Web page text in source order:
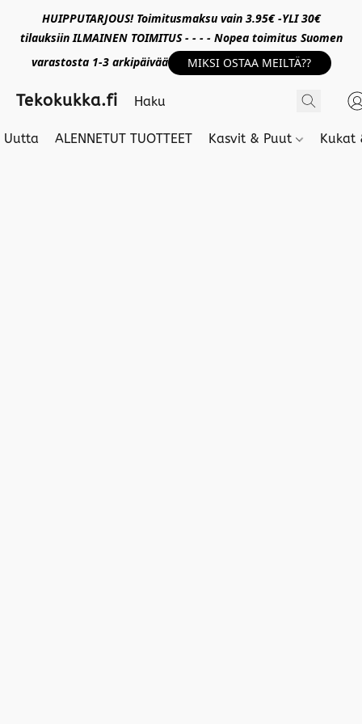
HUIPPUTARJOUS! Toimitusmaksu vain 3.95€ -YLI 30€
tilauksiin ILMAINEN TOIMITUS - - - - Nopea toimitus Suomen
varastosta 1-3 arkipäivää
MIKSI OSTAA MEILTÄ??
Tekokukka.fi
Uutta ALENNETUT TUOTTEET Kasvit & Puut Kukat